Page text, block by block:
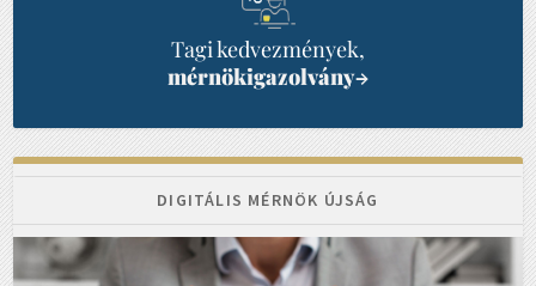
Tagi kedvezmények,
mérnökigazolvány→
DIGITÁLIS MÉRNÖK ÚJSÁG